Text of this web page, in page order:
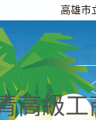
高雄市
高級工